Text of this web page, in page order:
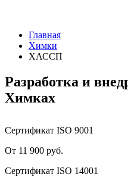
Главная
Химки
ХАССП
Разработка и
Химках
Сертификат ISO 9001
От 11 900 руб.
Сертификат ISO 14001